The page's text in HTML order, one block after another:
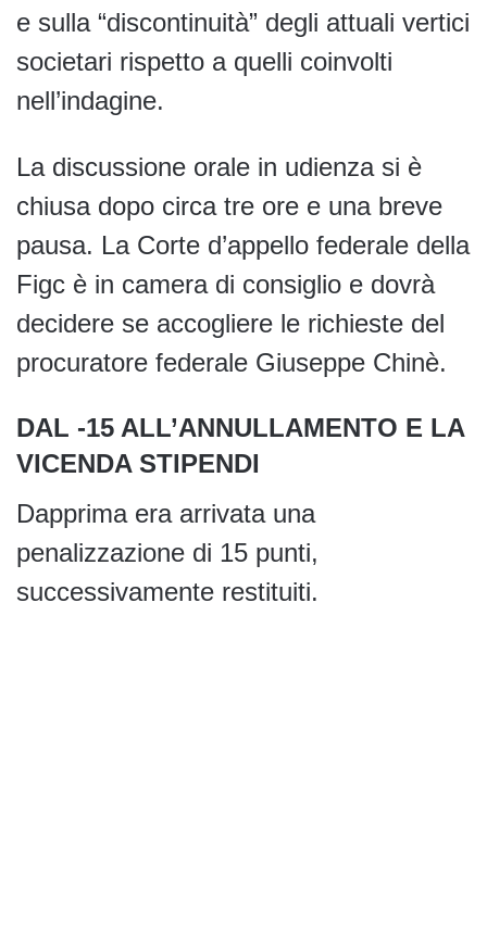
e sulla “discontinuità” degli attuali vertici
societari rispetto a quelli coinvolti
nell’indagine.
La discussione orale in udienza si è
chiusa dopo circa tre ore e una breve
pausa. La Corte d’appello federale della
Figc è in camera di consiglio e dovrà
decidere se accogliere le richieste del
procuratore federale Giuseppe Chinè.
DAL -15 ALL’ANNULLAMENTO E LA
VICENDA STIPENDI
Dapprima era arrivata una
penalizzazione di 15 punti,
successivamente restituiti.